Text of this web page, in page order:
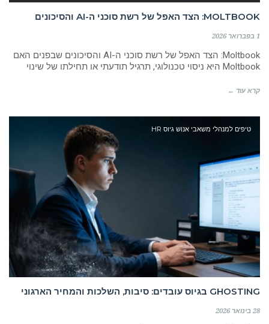
MOLTBOOK: הצד האפל של רשת סוכני ה-AI והסיכונים
1 בפברואר 2026
Moltbook: הצד האפל של רשת סוכני ה-AI והסיכונים שבפנים האם
Moltbook היא ניסוי טכנולוגי, תרגיל תודעתי או תחילתו של שינוי
קרא עוד ←
טיפים למנהלי משאבי אנוש גיוס HR
GHOSTING בגיוס עובדים: סיבות, השלכות והמחיר הארגוני
28 בינואר 2026